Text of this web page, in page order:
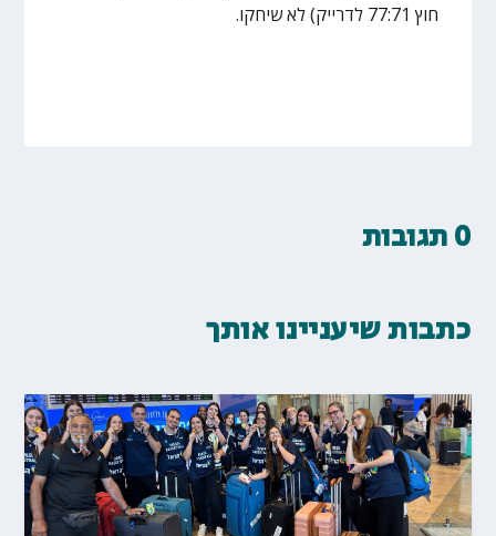
חוץ 77:71 לדרייק) לא שיחקו.
0 תגובות
כתבות שיעניינו אותך